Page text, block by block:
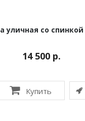
уличная со спинкой
14 500 р.
Купить